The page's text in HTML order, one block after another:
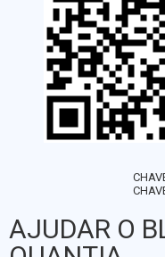
AJUDAR O